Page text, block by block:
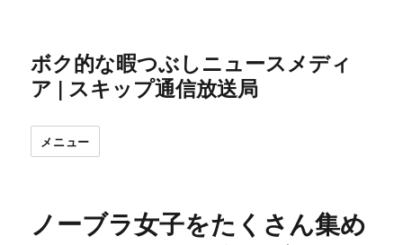
ボク的な暇つぶしニュースメディ
ア | スキップ通信放送局
メニュー
ノーブラ女子をたくさん集め